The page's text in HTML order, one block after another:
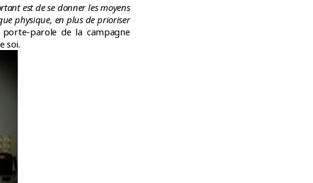
est de se donner les moyens
physique, en plus de prioriser
parole de la campagne
soi.